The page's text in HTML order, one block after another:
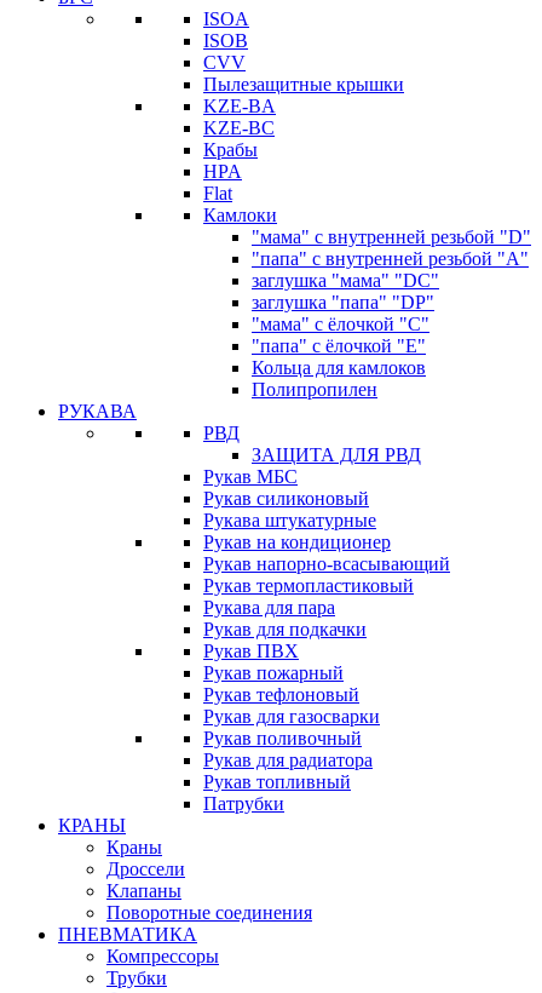
ISOA
ISOB
CVV
Пылезащитные крышки
KZE-BA
KZE-BС
Крабы
HPA
Flat
Камлоки
"мама" с внутренней резьбой "D"
"папа" с внутренней резьбой "A"
заглушка "мама" "DC"
заглушка "папа" "DP"
"мама" с ёлочкой "C"
"папа" с ёлочкой "E"
Кольца для камлоков
Полипропилен
РУКАВА
РВД
ЗАЩИТА ДЛЯ РВД
Рукав МБС
Рукав силиконовый
Рукава штукатурные
Рукав на кондиционер
Рукав напорно-всасывающий
Рукав термопластиковый
Рукава для пара
Рукав для подкачки
Рукав ПВХ
Рукав пожарный
Рукав тефлоновый
Рукав для газосварки
Рукав поливочный
Рукав для радиатора
Рукав топливный
Патрубки
КРАНЫ
Краны
Дроссели
Клапаны
Поворотные соединения
ПНЕВМАТИКА
Компрессоры
Трубки